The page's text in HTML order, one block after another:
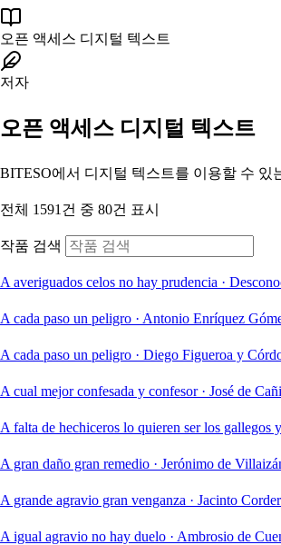
오픈 액세스 디지털 텍스트
저자
오픈 액세스 디지털 텍스트
BITESO에서 디지털 텍스트를 이용할 수
전체 1591건 중 80건 표시
작품 검색
A averiguados celos no hay prudencia ·
A cada paso un peligro · Antonio Enríquez
A cada paso un peligro · Diego Figueroa y
A cual mejor confesada y confesor · José de
A falta de hechiceros lo quieren ser los gallegos
A gran daño gran remedio · Jerónimo de
A grande agravio gran venganza · Jacinto
A igual agravio no hay duelo · Ambrosio de